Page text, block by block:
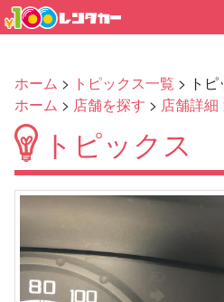
ホーム > トピックス一覧 > トピ
ホーム > 店舗を探す > 店舗詳細
トピックス